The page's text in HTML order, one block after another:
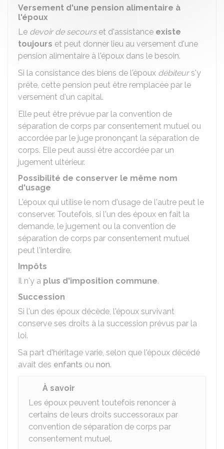
Versement d'une pension alimentaire à
l'époux
Le devoir de secourset d'assistance existe
toujours et peut donner lieu au versement d'une
pension alimentaire à l'époux dans le besoin.
Si la consistance des biens de l'époux débiteurs'y
prête, cette pension peut être remplacée par le
versement d'un capital.
Elle peut être prévue par la convention de
séparation de corps par consentement mutuel ou
accordée par le juge prononçant la séparation de
corps. Elle peut aussi être accordée par un
jugement ultérieur.
Possibilité de conserver le même nom
d'usage
L'époux qui utilise le nom d'usage de l'autre peut le
conserver. Toutefois, si l'un des époux en fait la
demande, le jugement ou la convention de
séparation de corps par consentement mutuel
peut l'interdire.
Impôts
Il n'y a plus d'imposition commune.
Succession
Si l'un des époux décède, l'époux survivant
conserve ses droits à la succession prévus par la
loi.
Sa part d'héritage varie, selon que l'époux décédé
avait des enfants ou non.
À savoir
Les époux peuvent toutefois renoncer à
certains de leurs droits successoraux par
convention de séparation de corps par
consentement mutuel.